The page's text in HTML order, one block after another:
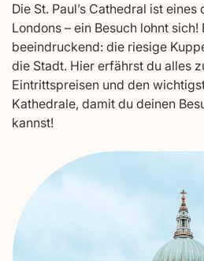
Die St. Paul’s Cathedral ist
Londons – ein Besuch lohnt sich!
beeindruckend: die riesige
die Stadt. Hier erfährst du alles
Eintrittspreisen und den
Kathedrale, damit du deinen
kannst!